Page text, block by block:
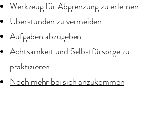
Werkzeug für Abgrenzung zu erlernen
Überstunden zu vermeiden
Aufgaben abzugeben
Achtsamkeit und Selbstfürsorgezu
praktizieren
Noch mehr bei sich anzukommen